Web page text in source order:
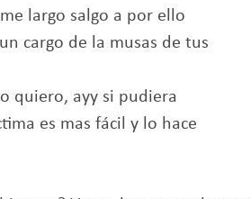
largo salgo a por ello
cargo de la musas de tus
quiero, ayy si pudiera
es mas fácil y lo hace